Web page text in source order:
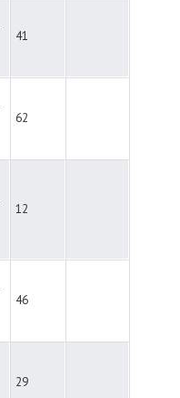
41
62
12
46
29